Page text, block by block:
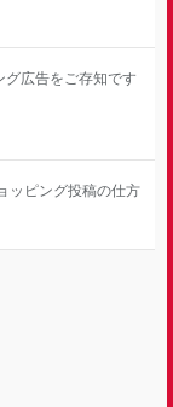
広告をご存知です
ッピング投稿の仕方